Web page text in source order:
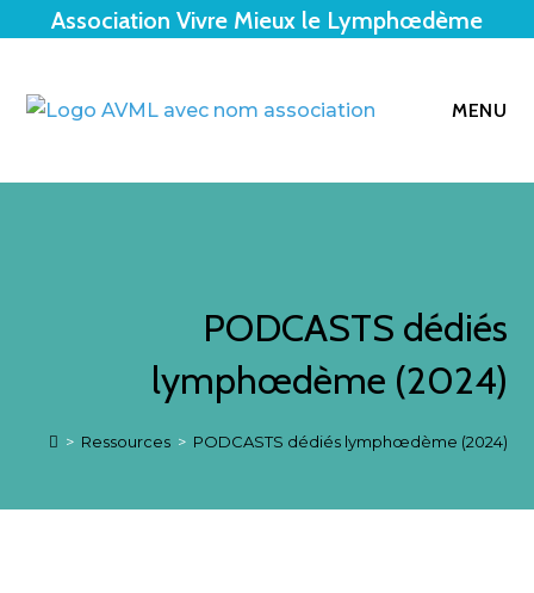
Association Vivre Mieux le Lymphœdème
MENU
PODCASTS dédiés
lymphœdème (2024)
> Ressources > PODCASTS dédiés lymphœdème (2024)